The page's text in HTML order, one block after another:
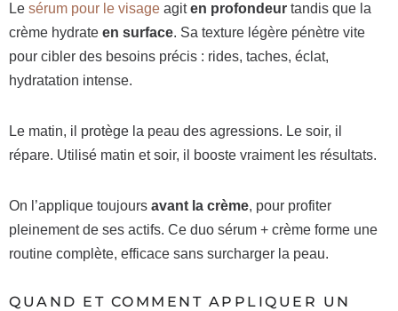
Le sérum pour le visage agiten profondeur tandis que la
crème hydrate en surface. Sa texture légère pénètre vite
pour cibler des besoins précis : rides, taches, éclat,
hydratation intense.
Le matin, il protège la peau des agressions. Le soir, il
répare. Utilisé matin et soir, il booste vraiment les résultats.
On l’applique toujours avant la crème, pour profiter
pleinement de ses actifs. Ce duo sérum + crème forme une
routine complète, efficace sans surcharger la peau.
QUAND ET COMMENT APPLIQUER UN